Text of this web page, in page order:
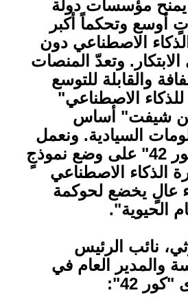
يمنح مؤسسات دولة
أوسع وتحكماً أكبر
الاصطناعي دون
وتعدّ المنصات
والقابلة للتوسع
الاصطناعي"
شيفت" أساس
السيادية. ونعمل
بالتعاون مع "كور 42" على وضع نموذجٍ
الذكاء الاصطناعي
عالٍ يخضع لحوكمة
الحيوية".
نائب الرئيس
والمدير العام في
42":